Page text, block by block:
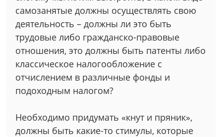
самозанятые должны осуществлять свою
деятельность – должны ли это быть
трудовые либо гражданско-правовые
отношения, это должны быть патенты либо
классическое налогообложение с
отчислением в различные фонды и
подоходным налогом?
Необходимо придумать «кнут и пряник»,
должны быть какие-то стимулы, которые